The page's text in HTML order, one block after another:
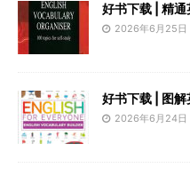
好书下载 | 精
2026年6月25日
好书下载 | 图
2026年6月24日